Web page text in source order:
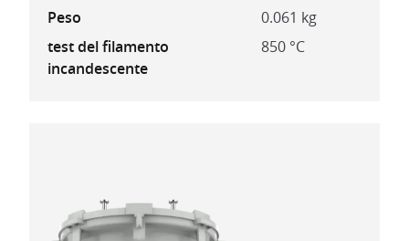
Peso
0.061 kg
test del filamento
incandescente
850 °C